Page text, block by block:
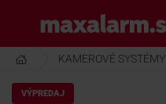
hlavnému
obsahu
www.maxalarm.sk
KAMEROVÉ SYSTÉMY
VÝPREDAJ